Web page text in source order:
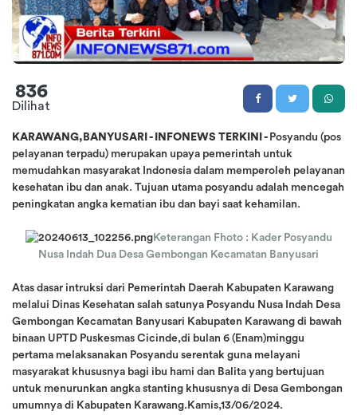
836
Dilihat
KARAWANG,BANYUSARI - INFONEWS TERKINI - Posyandu (pos
pelayanan terpadu) merupakan upaya pemerintah untuk
memudahkan masyarakat Indonesia dalam memperoleh pelayanan
kesehatan ibu dan anak. Tujuan utama posyandu adalah mencegah
peningkatan angka kematian ibu dan bayi saat kehamilan.
Keterangan Fhoto : Kader Posyandu
Nusa Indah Dua Desa Gembongan Kecamatan Banyusari
Atas dasar intruksi dari Pemerintah Daerah Kabupaten Karawang
melalui Dinas Kesehatan salah satunya Posyandu Nusa Indah Desa
Gembongan Kecamatan Banyusari Kabupaten Karawang di bawah
binaan UPTD Puskesmas Cicinde,di bulan 6 (Enam)minggu
pertama melaksanakan Posyandu serentak guna melayani
masyarakat khususnya bagi ibu hami dan Balita yang bertujuan
untuk menurunkan angka stanting khususnya di Desa Gembongan
umumnya di Kabupaten Karawang.Kamis,13/06/2024.